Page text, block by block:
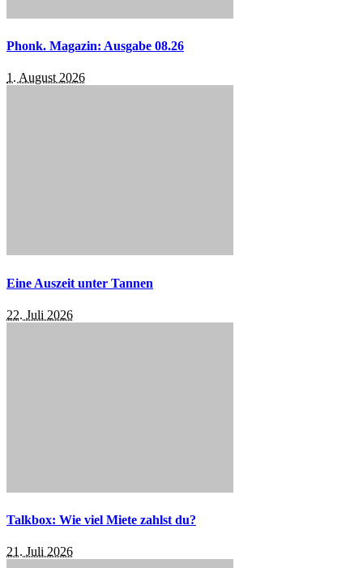
Phonk. Magazin: Ausgabe 08.26
1. August 2026
Eine Auszeit unter Tannen
22. Juli 2026
Talkbox: Wie viel Miete zahlst du?
21. Juli 2026